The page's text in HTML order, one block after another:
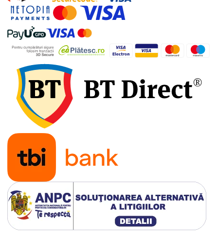
Camine apometru
Tevi si accesorii pentru puturi
Obiecte sanitare
Baterii baie
Baterii bucatarie
Baterii bucatarie cu filtru
Clapete de actionare
Rezervoare WC incastrate
Rezervoare WC clasice
Vase WC
Lavoare
Chiuvete bucatarie
Rigole de dus
Sisteme de dus
Mobilier baie